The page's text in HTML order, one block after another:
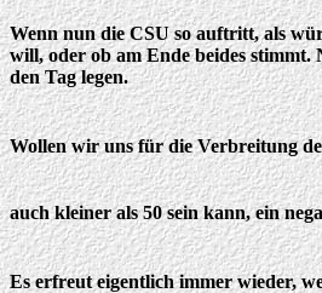
Wenn nun die CSU so auftritt, als
will, oder ob am Ende beides
den Tag legen.
Wollen wir uns für die Verbreitung
auch kleiner als 50 sein kann, ein
Es erfreut eigentlich immer wieder,